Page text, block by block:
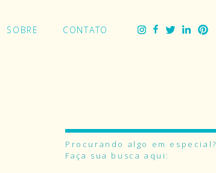
SOBRE CONTATO
Instagram
Facebook
TwitterLinkedIn
Pinterest
Procurando algo em especial?
Faça sua busca aqui: